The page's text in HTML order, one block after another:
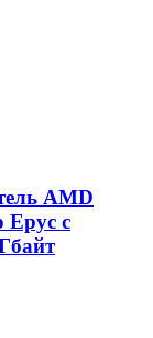
AMD
Epyc с